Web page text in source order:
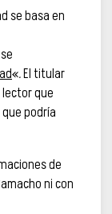
se basa en
«.El titular
que
podría
de
ni con